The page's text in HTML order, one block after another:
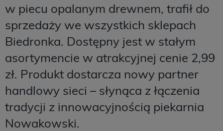
w piecu opalanym drewnem, trafił do
sprzedaży we wszystkich sklepach
Biedronka. Dostępny jest w stałym
asortymencie w atrakcyjnej cenie 2,99
zł. Produkt dostarcza nowy partner
handlowy sieci – słynąca z łączenia
tradycji z innowacyjnością piekarnia
Nowakowski.